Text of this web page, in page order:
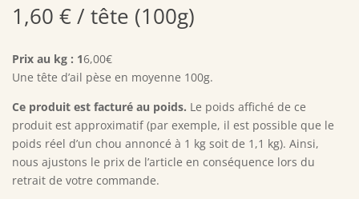
1,60 €/ tête (100g)
Prix au kg : 16,00€
Une tête d’ail pèse en moyenne 100g.
Ce produit est facturé au poids. Le poids affiché de ce
produit est approximatif (par exemple, il est possible que le
poids réel d’un chou annoncé à 1 kg soit de 1,1 kg). Ainsi,
nous ajustons le prix de l’article en conséquence lors du
retrait de votre commande.